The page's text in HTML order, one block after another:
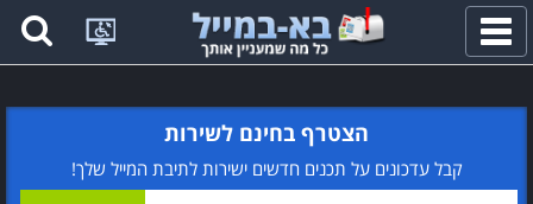
פתח
תפריט
הצטרף בחינם לשירות
קבל עדכונים על תכנים חדשים ישירות לתיבת המייל שלך!